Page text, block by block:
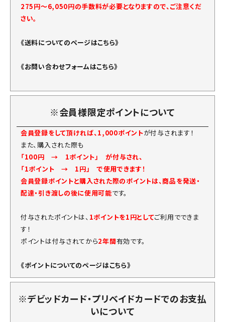
275円～6,050円の手数料が必要となりますので、ご注意くだ
さい。
《送料についてのページはこちら》
《お問い合わせフォームはこちら》
※会員様限定ポイントについて
会員登録をして頂ければ、1,000ポイントが付与されます！
また、購入された際も
「100円 → 1ポイント」 が付与され、
「1ポイント → 1円」 で使用できます！
会員登録ポイントと購入された際のポイントは、商品を発送・
配達・引き渡しの後に使用可能です。
付与されたポイントは、 1ポイントを1円としてご利用でできま
す！
ポイントは付与されてから2年間有効です。
《ポイントについてのページはこちら》
※デビッドカード・プリベイドカードでのお支払
いについて